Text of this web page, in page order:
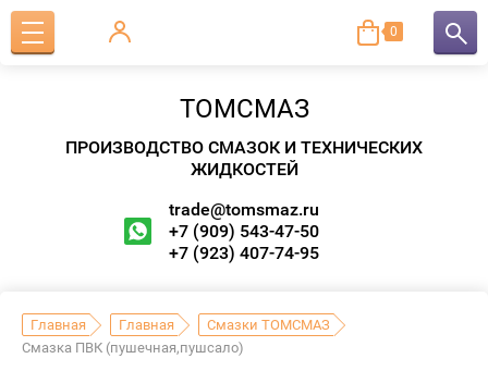
0
ТОМСМАЗ
ПРОИЗВОДСТВО СМАЗОК И ТЕХНИЧЕСКИХ
ЖИДКОСТЕЙ
trade@tomsmaz.ru
+7 (909) 543-47-50
+7 (923) 407-74-95
Главная Главная
Смазки ТОМСМАЗ
Смазка ПВК (пушечная,пушсало)